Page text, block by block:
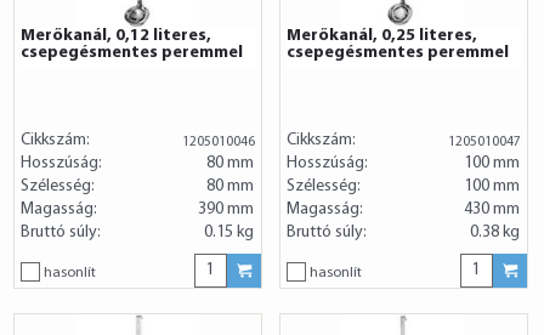
Merőkanál, 0,12 literes,
csepegésmentes peremmel
Cikkszám: 1205010046
Hosszúság:
80 mm
Szélesség:
80 mm
Magasság:
390 mm
Bruttó súly:
0.15 kg
hasonlít
Merőkanál, 0,25 literes,
csepegésmentes peremmel
Cikkszám: 1205010047
Hosszúság:
100 mm
Szélesség:
100 mm
Magasság:
430 mm
Bruttó súly:
0.38 kg
hasonlít